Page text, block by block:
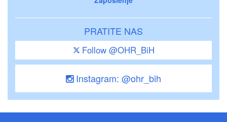
PRATITE NAS
Follow @OHR_BiH
Instagram: @ohr_bih